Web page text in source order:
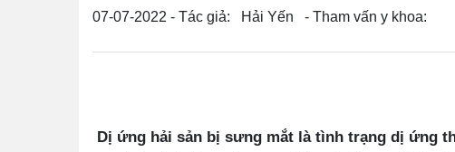
07-07-2022 - Tác giả: Hải Yến - Tham vấn y khoa:
Dị ứng hải sản bị sưng mắt là tình trạng dị ứng